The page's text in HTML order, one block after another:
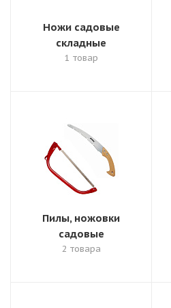
Ножи садовые
складные
1 товар
Пилы, ножовки
садовые
2 товара